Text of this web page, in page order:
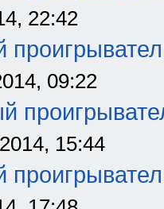
22:42
09:22
15:44